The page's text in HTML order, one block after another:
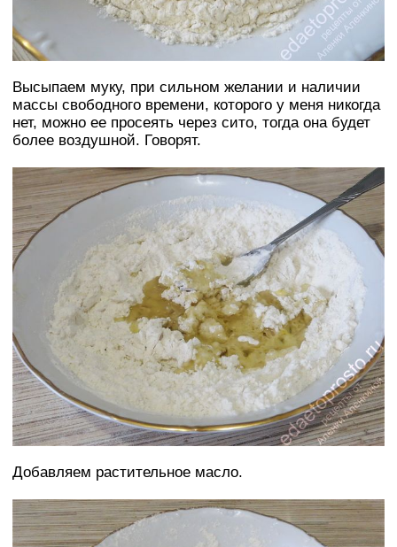
Высыпаем муку, при сильном желании и наличии
массы свободного времени, которого у меня никогда
нет, можно ее просеять через сито, тогда она будет
более воздушной. Говорят.
Добавляем растительное масло.